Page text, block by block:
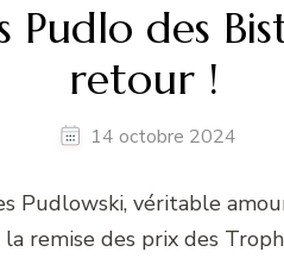
Pudlo des
retour !
14 octobre 2024
Pudlowski, véritable
remise des prix des